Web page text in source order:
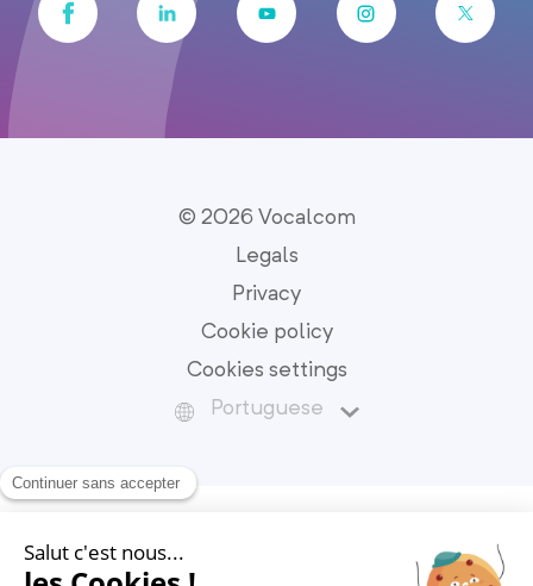
© 2026 Vocalcom
Legals
Privacy
Cookie policy
Cookies settings
Portuguese